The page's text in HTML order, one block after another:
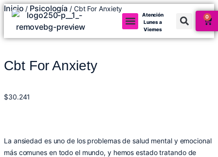
Atención
Lunes a
Viernes
0
Inicio / Psicología / Cbt For Anxiety
Cbt For Anxiety
$30.241
La ansiedad es uno de los problemas de salud mental y emocional
más comunes en todo el mundo, y hemos estado tratando de